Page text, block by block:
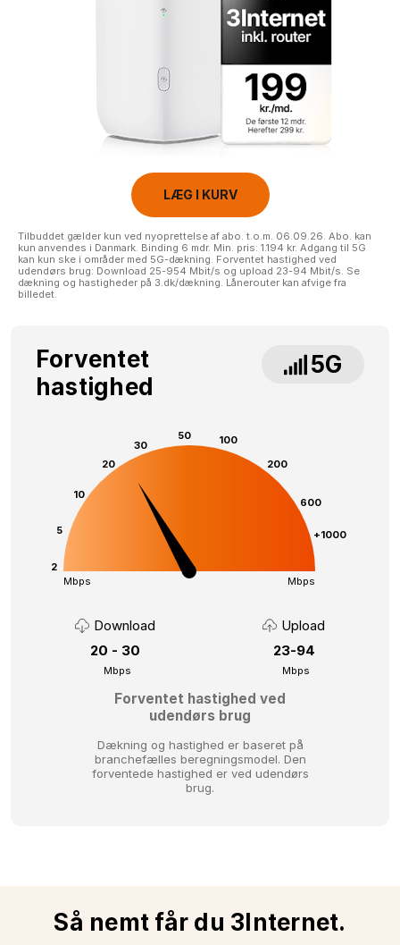
LÆG I KURV
Tilbuddet gælder kun ved nyoprettelse af abo. t.o.m. 06.09.26. Abo. kan
kun anvendes i Danmark. Binding 6 mdr. Min. pris: 1.194 kr. Adgang til 5G
kan kun ske i områder med 5G-dækning. Forventet hastighed ved
udendørs brug: Download 25-954 Mbit/s og upload 23-94 Mbit/s. Se
dækning og hastigheder på 3.dk/dækning. Lånerouter kan afvige fra
billedet.
Forventet
hastighed
5G
2
5
10
20
30
50
100
200
600
+1000
Mbps Mbps
Download
20 - 30
Mbps
Upload
23-94
Mbps
Forventet hastighed ved
udendørs brug
Dækning og hastighed er baseret på
branchefælles beregningsmodel. Den
forventede hastighed er ved udendørs
brug.
Så nemt får du 3Internet.